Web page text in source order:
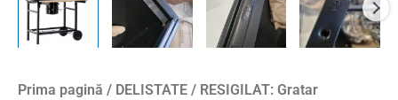
Prima pagină / DELISTATE / RESIGILAT: Gratar